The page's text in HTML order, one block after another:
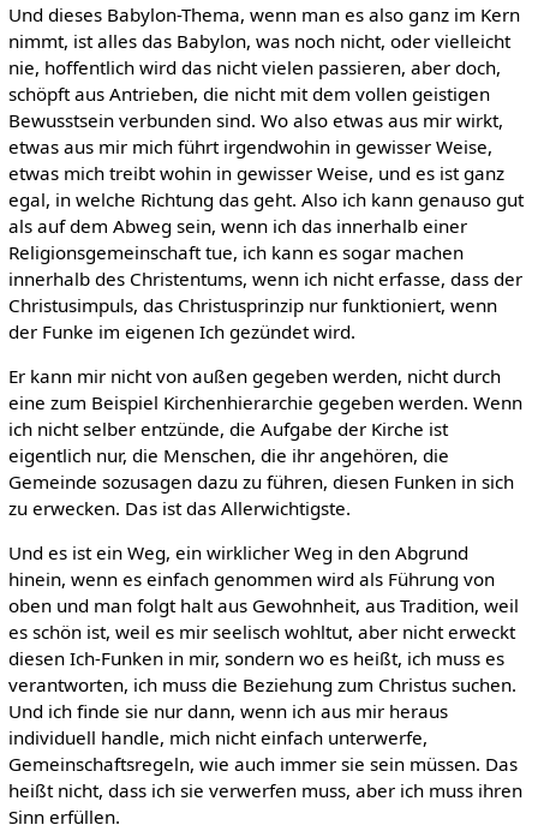
Und dieses Babylon-Thema, wenn man es also ganz im Kern
nimmt, ist alles das Babylon, was noch nicht, oder vielleicht
nie, hoffentlich wird das nicht vielen passieren, aber doch,
schöpft aus Antrieben, die nicht mit dem vollen geistigen
Bewusstsein verbunden sind. Wo also etwas aus mir wirkt,
etwas aus mir mich führt irgendwohin in gewisser Weise,
etwas mich treibt wohin in gewisser Weise, und es ist ganz
egal, in welche Richtung das geht. Also ich kann genauso gut
als auf dem Abweg sein, wenn ich das innerhalb einer
Religionsgemeinschaft tue, ich kann es sogar machen
innerhalb des Christentums, wenn ich nicht erfasse, dass der
Christusimpuls, das Christusprinzip nur funktioniert, wenn
der Funke im eigenen Ich gezündet wird.
Er kann mir nicht von außen gegeben werden, nicht durch
eine zum Beispiel Kirchenhierarchie gegeben werden. Wenn
ich nicht selber entzünde, die Aufgabe der Kirche ist
eigentlich nur, die Menschen, die ihr angehören, die
Gemeinde sozusagen dazu zu führen, diesen Funken in sich
zu erwecken. Das ist das Allerwichtigste.
Und es ist ein Weg, ein wirklicher Weg in den Abgrund
hinein, wenn es einfach genommen wird als Führung von
oben und man folgt halt aus Gewohnheit, aus Tradition, weil
es schön ist, weil es mir seelisch wohltut, aber nicht erweckt
diesen Ich-Funken in mir, sondern wo es heißt, ich muss es
verantworten, ich muss die Beziehung zum Christus suchen.
Und ich finde sie nur dann, wenn ich aus mir heraus
individuell handle, mich nicht einfach unterwerfe,
Gemeinschaftsregeln, wie auch immer sie sein müssen. Das
heißt nicht, dass ich sie verwerfen muss, aber ich muss ihren
Sinn erfüllen.